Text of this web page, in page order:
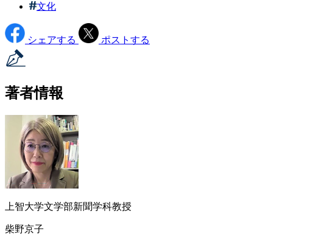
文化
シェアする ポストする
著者情報
上智大学文学部新聞学科教授
柴野京子